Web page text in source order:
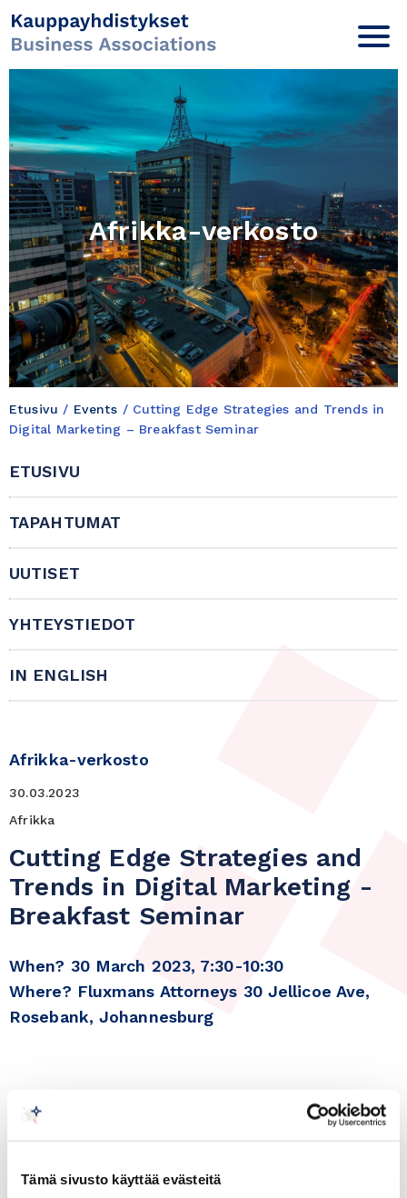
Tämä sivusto käyttää evästeitä
Afrikka-verkosto
Etusivu / Events / Cutting Edge Strategies and Trends in
Digital Marketing – Breakfast Seminar
ETUSIVU
TAPAHTUMAT
UUTISET
YHTEYSTIEDOT
IN ENGLISH
Afrikka-verkosto
30.03.2023
Afrikka
Cutting Edge Strategies and
Trends in Digital Marketing -
Breakfast Seminar
When? 30 March 2023, 7:30-10:30
Where? Fluxmans Attorneys 30 Jellicoe Ave,
Rosebank, Johannesburg